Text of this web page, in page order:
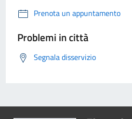
Prenota un appuntamento
Problemi in città
Segnala disservizio